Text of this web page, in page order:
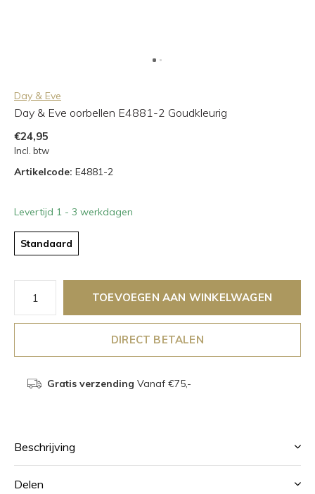
Day & Eve
Day & Eve oorbellen E4881-2 Goudkleurig
€24,95
Incl. btw
Artikelcode: E4881-2
Levertijd 1 - 3 werkdagen
Standaard
TOEVOEGEN AAN WINKELWAGEN
DIRECT BETALEN
Gratis verzending Vanaf €75,-
Beschrijving
Delen